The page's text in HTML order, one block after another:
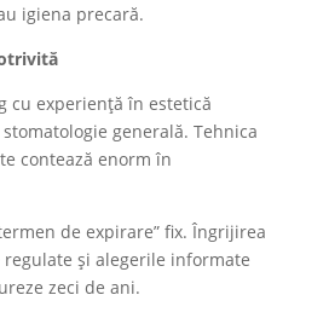
igiena precară.
cu experiență în estetică
generală. Tehnica
contează enorm în
de expirare” fix. Îngrijirea
și alegerile informate
zeci de ani.